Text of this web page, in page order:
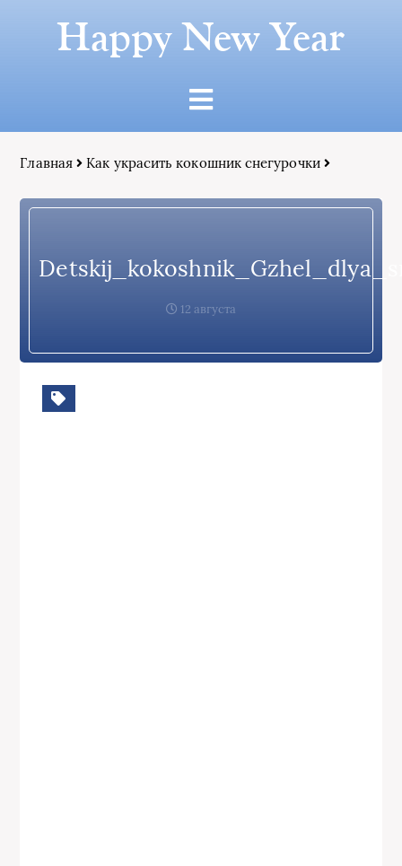
Happy New Year
Главная Как украсить кокошник снегурочки
12 августа